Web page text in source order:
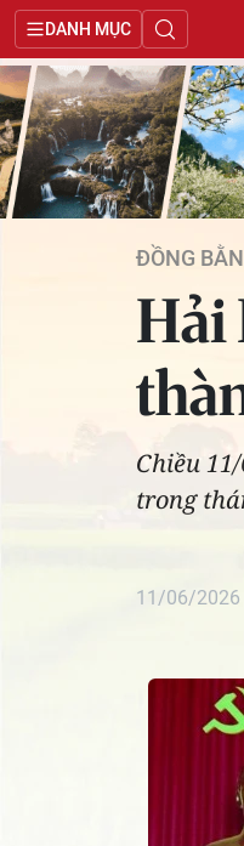
DANH MỤC
ĐỒNG
Hải
Chiều
trong
11/06/2026